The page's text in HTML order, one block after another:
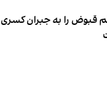
قبوض را به جبران کسری